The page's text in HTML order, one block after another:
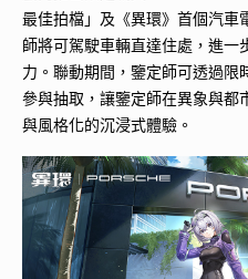
最佳拍檔」及《異環》首個汽車
師將可駕駛車輛直達住處，進一
力。聯動期間，鑒定師可透過限
參與抽取，讓鑒定師在異象與都
與風格化的沉浸式體驗。